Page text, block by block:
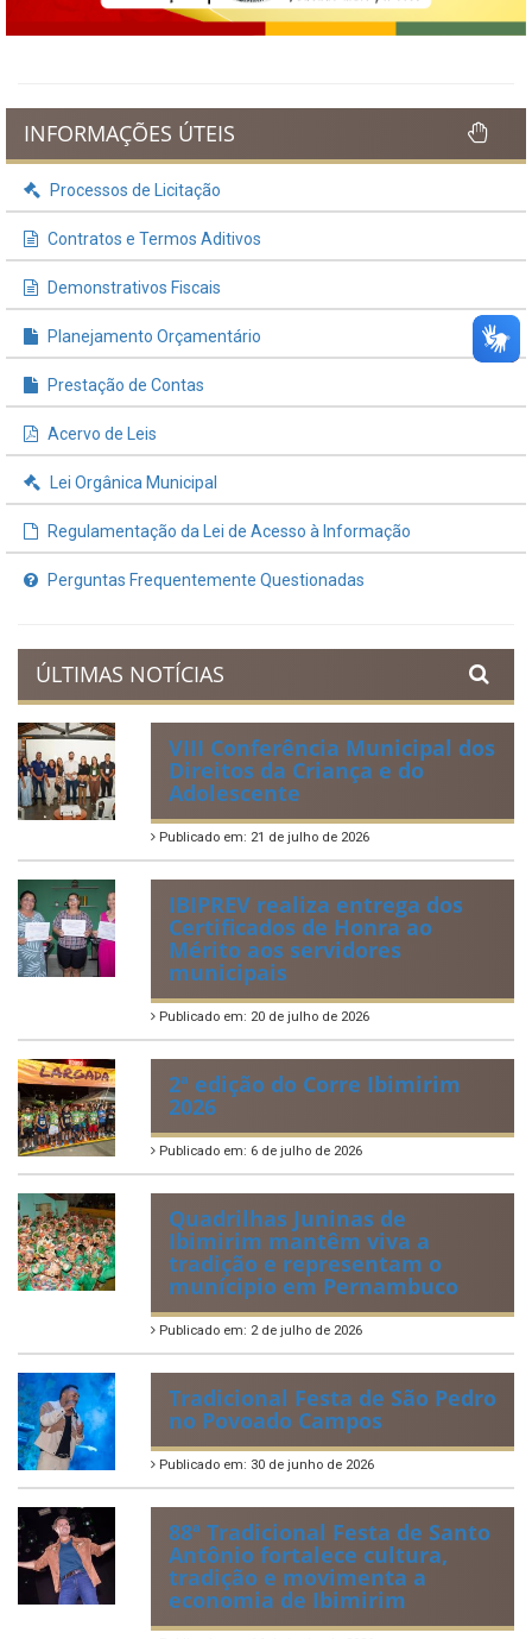
INFORMAÇÕES ÚTEIS
Processos de Licitação
Contratos e Termos Aditivos
Demonstrativos Fiscais
Planejamento Orçamentário
Prestação de Contas
Acervo de Leis
Lei Orgânica Municipal
Regulamentação da Lei de Acesso à Informação
Perguntas Frequentemente Questionadas
ÚLTIMAS NOTÍCIAS
VIII Conferência Municipal dos
Direitos da Criança e do
Adolescente
Publicado em: 21 de julho de 2026
IBIPREV realiza entrega dos
Certificados de Honra ao
Mérito aos servidores
municipais
Publicado em: 20 de julho de 2026
2ª edição do Corre Ibimirim
2026
Publicado em: 6 de julho de 2026
Quadrilhas Juninas de
Ibimirim mantêm viva a
tradição e representam o
munícipio em Pernambuco
Publicado em: 2 de julho de 2026
Tradicional Festa de São Pedro
no Povoado Campos
Publicado em: 30 de junho de 2026
88ª Tradicional Festa de Santo
Antônio fortalece cultura,
tradição e movimenta a
economia de Ibimirim